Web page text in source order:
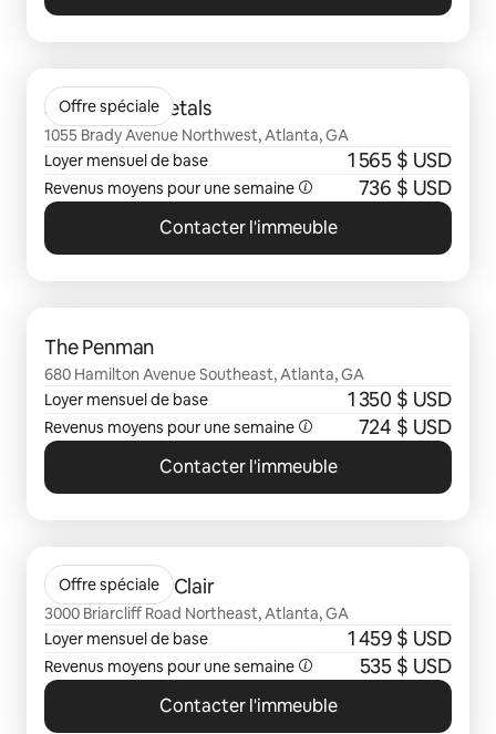
Offre spéciale
Sentral Star Metals
1055 Brady Avenue Northwest, Atlanta, GA
Loyer mensuel de base
1 565 $ USD
Revenus moyens pour une semaine 736 $ USD
Contacter l'immeuble
The Penman
680 Hamilton Avenue Southeast, Atlanta, GA
Loyer mensuel de base
1 350 $ USD
Revenus moyens pour une semaine 724 $ USD
Contacter l'immeuble
Offre spéciale
Camden Saint Clair
3000 Briarcliff Road Northeast, Atlanta, GA
Loyer mensuel de base
1 459 $ USD
Revenus moyens pour une semaine 535 $ USD
Contacter l'immeuble